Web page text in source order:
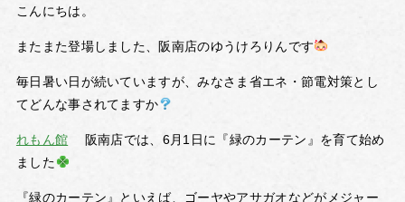
こんにちは。
またまた登場しました、阪南店のゆうけろりんです
毎日暑い日が続いていますが、みなさま省エネ・節電対策とし
てどんな事されてますか
れもん館 阪南店では、6月1日に『緑のカーテン』を育て始め
ました
『緑のカーテン』といえば、ゴーヤやアサガオなどがメジャー